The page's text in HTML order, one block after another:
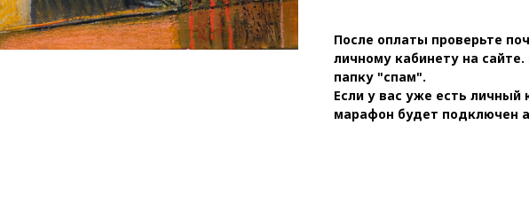
После оплаты проверьте
личному кабинету на
папку "спам".
Если у вас уже есть личный
марафон будет подключен